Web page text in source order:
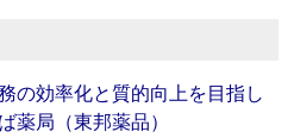
務の効率化と質的向上を目指し
薬局（東邦薬品）